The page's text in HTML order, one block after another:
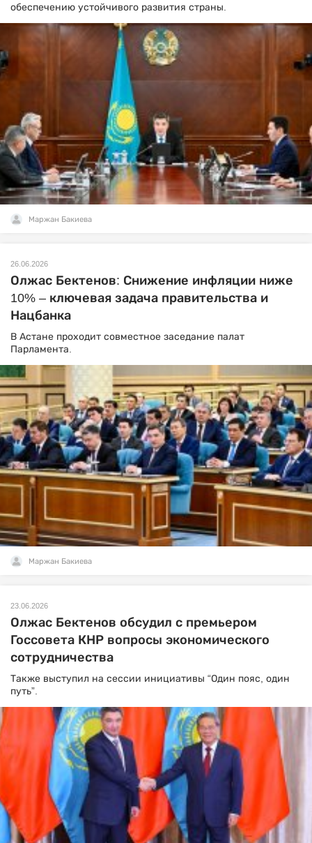
обеспечению устойчивого развития страны.
Маржан Бакиева
26.06.2026
Олжас Бектенов: Снижение инфляции ниже
10% – ключевая задача правительства и
Нацбанка
В Астане проходит совместное заседание палат
Парламента.
Маржан Бакиева
23.06.2026
Олжас Бектенов обсудил с премьером
Госсовета КНР вопросы экономического
сотрудничества
Также выступил на сессии инициативы “Один пояс, один
путь”.